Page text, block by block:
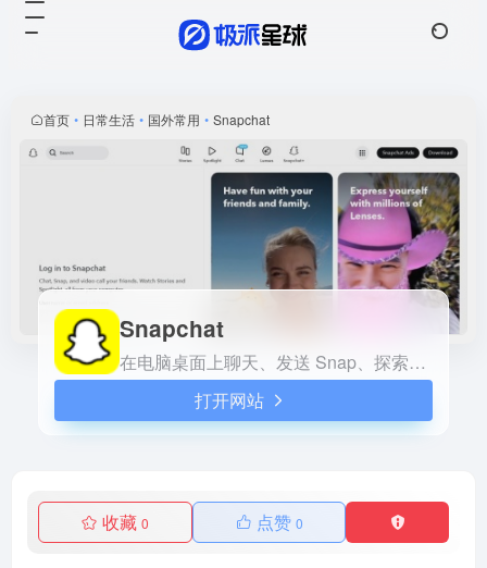
首页 • 日常生活 • 国外常用 • Snapchat
Snapchat
在电脑桌面上聊天、发送 Snap、探索故事和试用特效镜头，或在手机上下载应用！了解如何在 Snapchat 上与好友联系，一起创作，随时随地都可以。
打开网站
收藏0 点赞 0
了解如何在 Snapchat 上与好
都可以。